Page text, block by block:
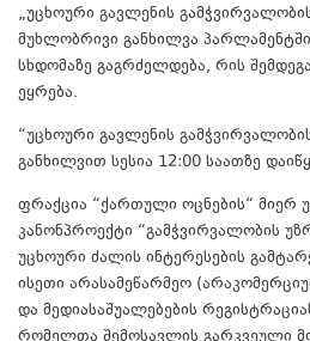
„უცხოური გავლენის
მუხლობრივი განხილვა
სხდომაზე გაგრძელდება, რის
ეყრება.
“უცხოური გავლენის
განხილვით სესია 12:00 საათზე
ფრაქცია “ქართული ოცნების“ მიერ
კანონპროექტი “გამჭვირვალობის
უცხოური ძალის ინტერესების
ისეთი არასამეწარმეო
და მედიასაშუალებების